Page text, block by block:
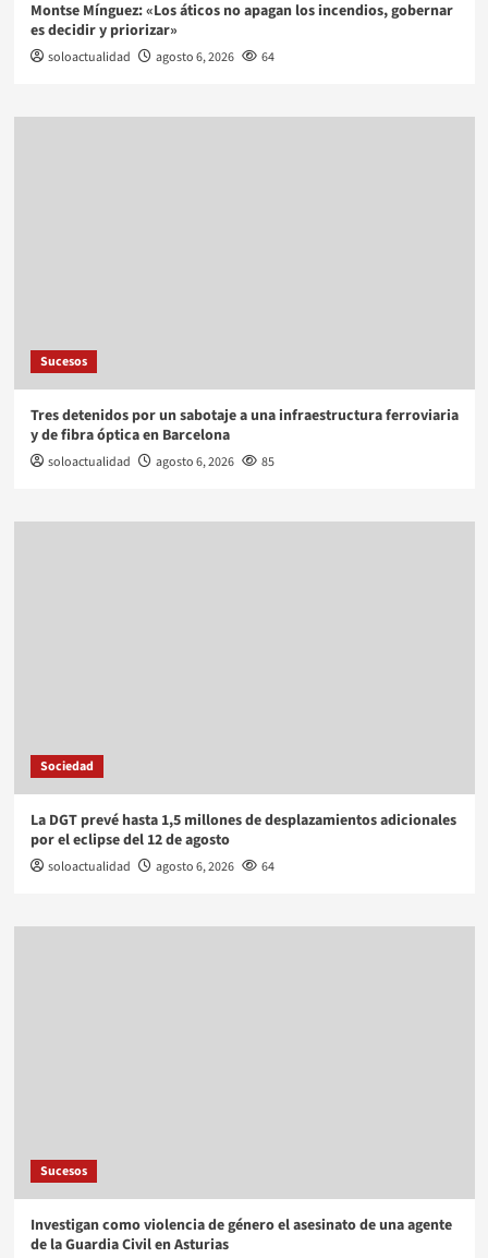
Montse Mínguez: «Los áticos no apagan los incendios, gobernar
es decidir y priorizar»
soloactualidad agosto 6, 2026 64
Sucesos
Tres detenidos por un sabotaje a una infraestructura ferroviaria
y de fibra óptica en Barcelona
soloactualidad agosto 6, 2026 85
Sociedad
La DGT prevé hasta 1,5 millones de desplazamientos adicionales
por el eclipse del 12 de agosto
soloactualidad agosto 6, 2026 64
Sucesos
Investigan como violencia de género el asesinato de una agente
de la Guardia Civil en Asturias